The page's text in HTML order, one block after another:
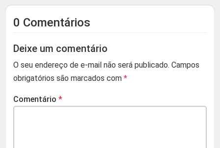
0 Comentários
Deixe um comentário
O seu endereço de e-mail não será publicado. Campos
obrigatórios são marcados com *
Comentário *